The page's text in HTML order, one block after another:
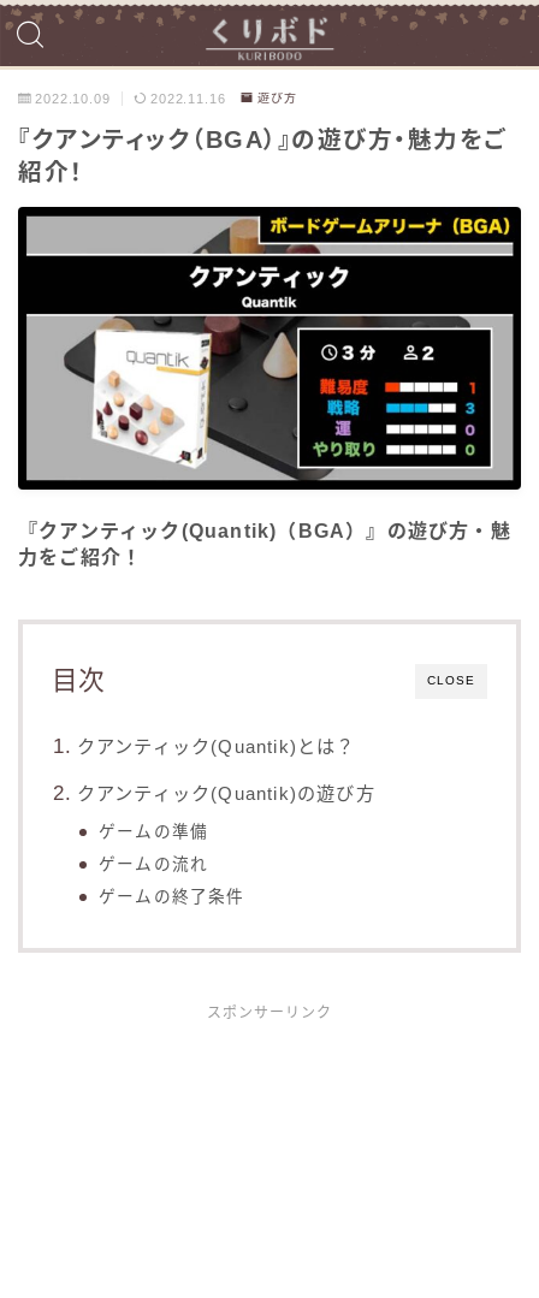
2022.10.09 2022.11.16 遊び方
『クアンティック（BGA）』の遊び方・魅力をご
紹介！
『クアンティック(Quantik)（BGA）』の遊び方・魅
力をご紹介！
CLOSE
目次
クアンティック(Quantik)とは？
クアンティック(Quantik)の遊び方
ゲームの準備
ゲームの流れ
ゲームの終了条件
スポンサーリンク